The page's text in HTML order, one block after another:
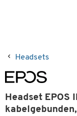
Headsets
Headset EPOS